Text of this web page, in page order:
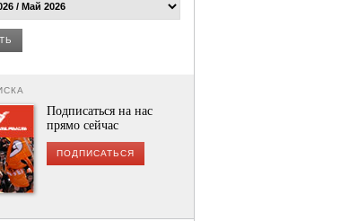
Подписаться на нас
прямо сейчас
ПОДПИСАТЬСЯ